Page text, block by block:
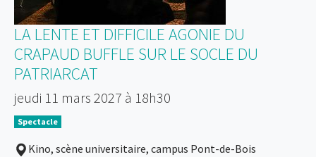
LA LENTE ET DIFFICILE AGONIE DU
CRAPAUD BUFFLE SUR LE SOCLE DU
PATRIARCAT
jeudi 11 mars 2027 à 18h30
Spectacle
Kino, scène universitaire, campus Pont-de-Bois